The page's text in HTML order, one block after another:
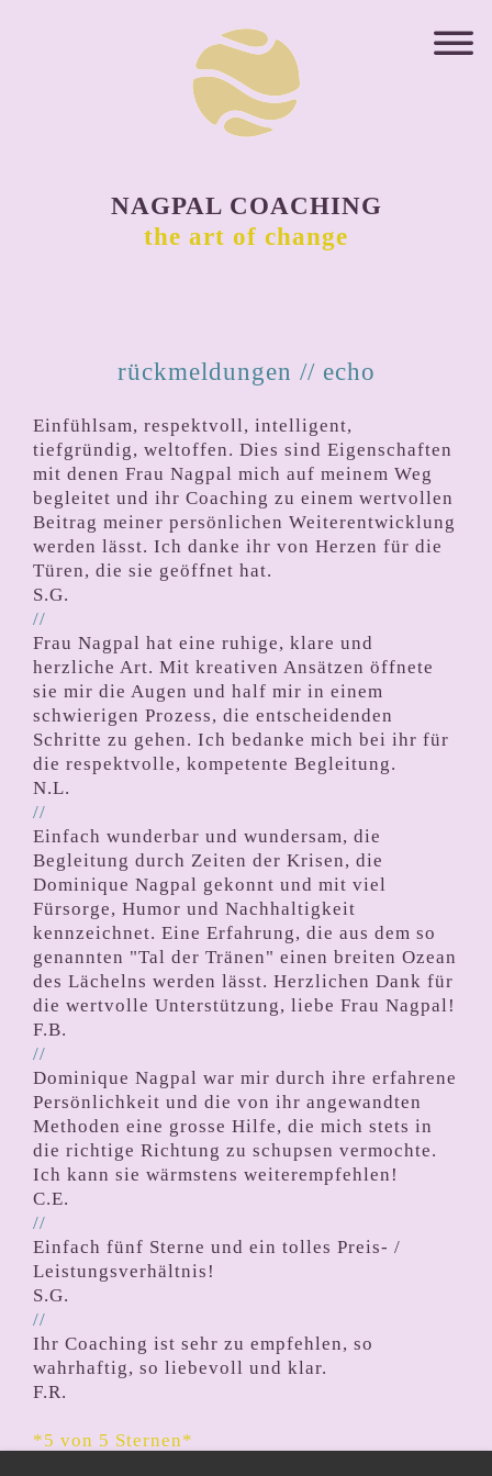
NAGPAL COACHING
the art of change
rückmeldungen // echo
Einfühlsam, respektvoll, intelligent,
tiefgründig, weltoffen. Dies sind Eigenschaften
mit denen Frau Nagpal mich auf meinem Weg
begleitet und ihr Coaching zu einem wertvollen
Beitrag meiner persönlichen Weiterentwicklung
werden lässt. Ich danke ihr von Herzen für die
Türen, die sie geöffnet hat.
S.G.
//
Frau Nagpal hat eine ruhige, klare und
herzliche Art. Mit kreativen Ansätzen öffnete
sie mir die Augen und half mir in einem
schwierigen Prozess, die entscheidenden
Schritte zu gehen. Ich bedanke mich bei ihr für
die respektvolle, kompetente Begleitung.
N.L.
//
Einfach wunderbar und wundersam, die
Begleitung durch Zeiten der Krisen, die
Dominique Nagpal gekonnt und mit viel
Fürsorge, Humor und Nachhaltigkeit
kennzeichnet. Eine Erfahrung, die aus dem so
genannten "Tal der Tränen" einen breiten Ozean
des Lächelns werden lässt. Herzlichen Dank für
die wertvolle Unterstützung, liebe Frau Nagpal!
F.B.
//
Dominique Nagpal war mir durch ihre erfahrene
Persönlichkeit und die von ihr angewandten
Methoden eine grosse Hilfe, die mich stets in
die richtige Richtung zu schupsen vermochte.
Ich kann sie wärmstens weiterempfehlen!
C.E.
//
Einfach fünf Sterne und ein tolles Preis- /
Leistungsverhältnis!
S.G.
//
Ihr Coaching ist sehr zu empfehlen, so
wahrhaftig, so liebevoll und klar.
F.R.
*5 von 5 Sternen*